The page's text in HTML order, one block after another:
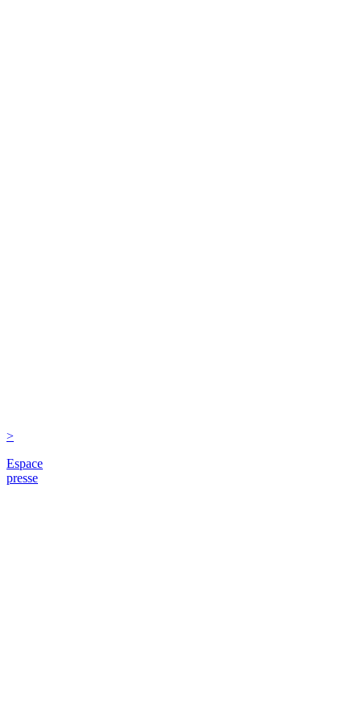
>
Espace
presse